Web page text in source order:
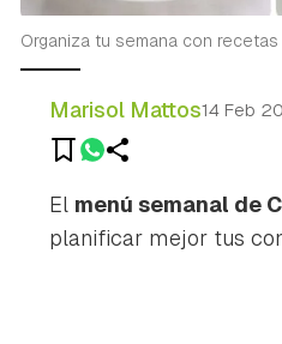
Organiza tu semana con
Marisol Mattos14 Feb
El menú semanal de
planificar mejor tus